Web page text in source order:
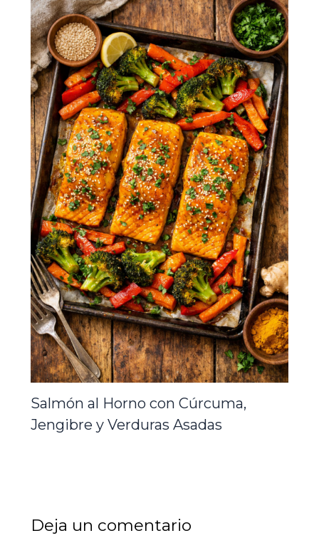
Salmón al Horno con Cúrcuma,
Jengibre y Verduras Asadas
Deja un comentario